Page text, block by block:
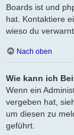
Boards ist und
hat. Kontaktiere
wieso du
Nach oben
Wie kann ich
Wenn ein
vergeben hat,
um diesen zu
geführt.